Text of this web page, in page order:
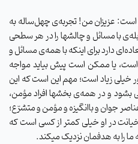
عزیزان من! تجربه‌ی چهل‌ساله به
با مسائل و چالشها را در هر سطحی
دارد برای اینکه با همه‌ی مسائل و
یا ممکن است پیش بیاید مواجه
خیلی زیاد است؛ مهم این است که این
و در همه‌ی بخشها افراد مؤمن،
جوان و باانگیزه و مؤمن و متشرّع؛
در او خیلی کمتر از کسی است که
ما را به هدفمان نزدیک میکند.